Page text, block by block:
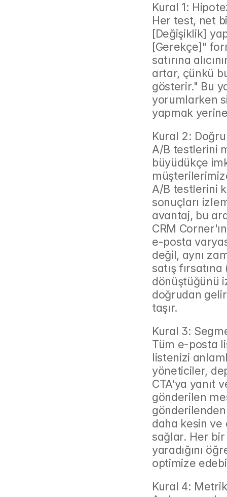
Kural 1:
Her test, net
[Değişiklik]
[Gerekçe]"
satırına
artar, çünkü
gösterir." Bu
yorumlarken
yapmak
Kural 2:
A/B testlerini
büyüdükçe
A/B testlerini
sonuçları
avantaj, bu
CRM
e-posta
değil, aynı
satış
dönüştüğünü
doğrudan
taşır.
Kural 3:
Tüm e-posta
listenizi
yöneticiler,
CTA'ya yanıt
gönderilen
daha kesin
sağlar. Her
yaradığını
optimize
Kural 4: